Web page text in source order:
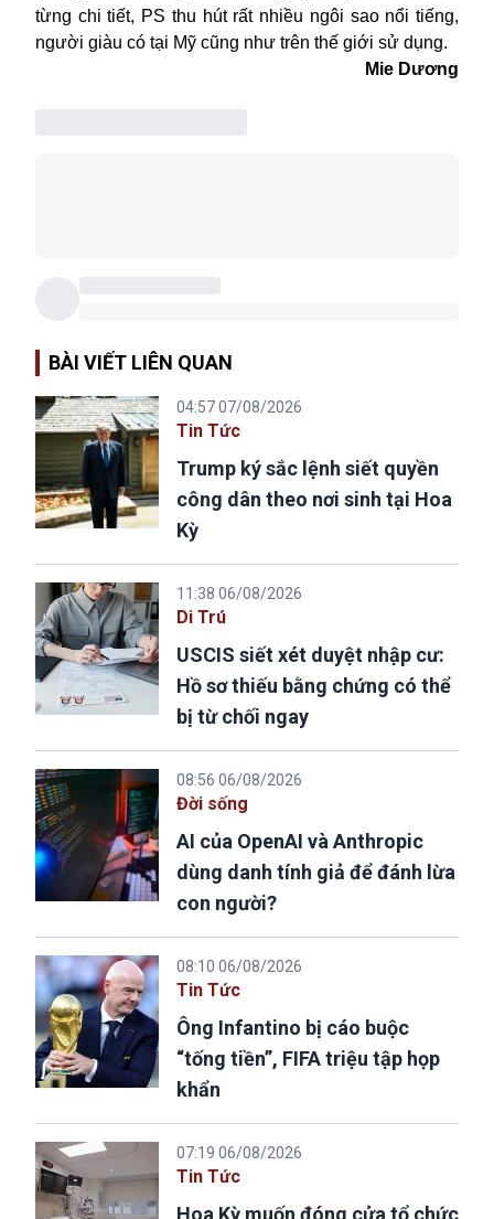
từng chi tiết, PS thu hút rất nhiều ngôi sao nổi tiếng,
người giàu có tại Mỹ cũng như trên thế giới sử dụng.
Mie Dương
BÀI VIẾT LIÊN QUAN
04:57 07/08/2026
Tin Tức
Trump ký sắc lệnh siết quyền
công dân theo nơi sinh tại Hoa
Kỳ
11:38 06/08/2026
Di Trú
USCIS siết xét duyệt nhập cư:
Hồ sơ thiếu bằng chứng có thể
bị từ chối ngay
08:56 06/08/2026
Đời sống
AI của OpenAI và Anthropic
dùng danh tính giả để đánh lừa
con người?
08:10 06/08/2026
Tin Tức
Ông Infantino bị cáo buộc
“tống tiền”, FIFA triệu tập họp
khẩn
07:19 06/08/2026
Tin Tức